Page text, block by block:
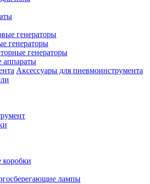
генераторы
генераторы
генераторы
аппараты
Аксессуары для пневмоинструмента
коробки
лампы